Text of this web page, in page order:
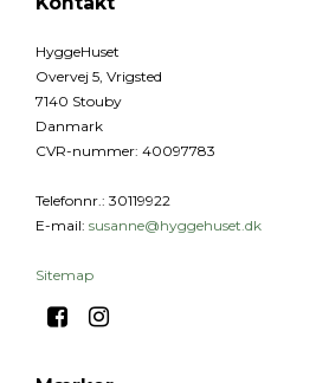
HyggeHuset
Overvej 5, Vrigsted
7140 Stouby
Danmark
CVR-nummer: 40097783
Telefonnr. : 30119922
E-mail: susanne@hyggehuset.dk
Sitemap